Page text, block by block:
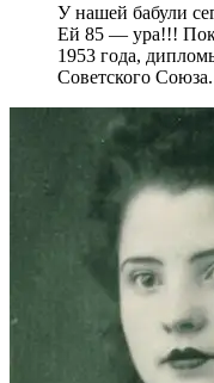
У нашей бабули
Ей 85 — ура!!!
1953 года,
Советского Союза.